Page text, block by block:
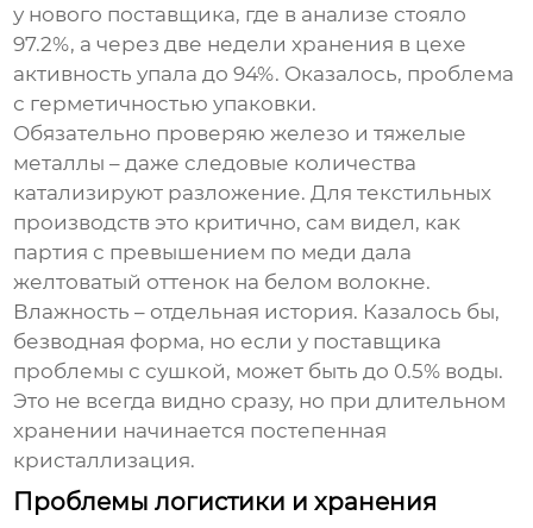
у нового поставщика, где в анализе стояло
97.2%, а через две недели хранения в цехе
активность упала до 94%. Оказалось, проблема
с герметичностью упаковки.
Обязательно проверяю железо и тяжелые
металлы – даже следовые количества
катализируют разложение. Для текстильных
производств это критично, сам видел, как
партия с превышением по меди дала
желтоватый оттенок на белом волокне.
Влажность – отдельная история. Казалось бы,
безводная форма, но если у поставщика
проблемы с сушкой, может быть до 0.5% воды.
Это не всегда видно сразу, но при длительном
хранении начинается постепенная
кристаллизация.
Проблемы логистики и хранения